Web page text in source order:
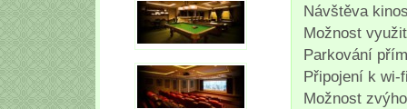
Návštěva
Možnost
Parkování
Připojení k wi-
Možnost